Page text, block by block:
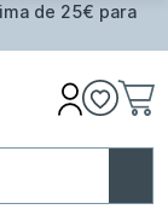
de 25€ para